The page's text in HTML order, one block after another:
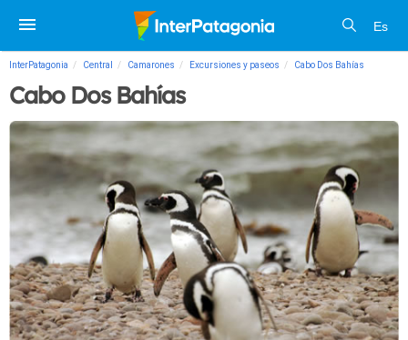
Es
InterPatagonia Central Camarones Excursiones y paseos Cabo Dos Bahías
Cabo Dos Bahías